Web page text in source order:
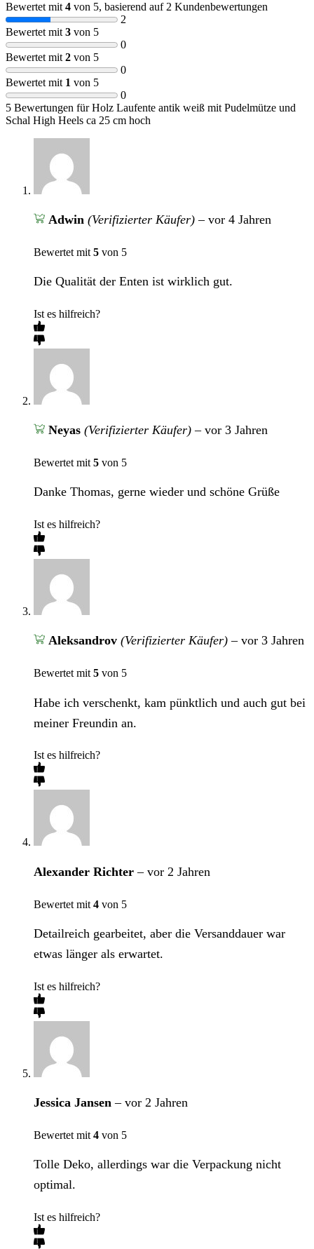
Bewertet mit 4 von 5, basierend auf 2 Kundenbewertungen
2
Bewertet mit 3 von 5
0
Bewertet mit 2 von 5
0
Bewertet mit 1 von 5
0
5 Bewertungen fürHolz Laufente antik weiß mit Pudelmütze und
Schal High Heels ca 25 cm hoch
Adwin (Verifizierter Käufer) – vor 4 Jahren
Bewertet mit 5 von 5
Die Qualität der Enten ist wirklich gut.
Ist es hilfreich?
Neyas (Verifizierter Käufer) – vor 3 Jahren
Bewertet mit 5 von 5
Danke Thomas, gerne wieder und schöne Grüße
Ist es hilfreich?
Aleksandrov (Verifizierter Käufer) – vor 3 Jahren
Bewertet mit 5 von 5
Habe ich verschenkt, kam pünktlich und auch gut bei
meiner Freundin an.
Ist es hilfreich?
Alexander Richter– vor 2 Jahren
Bewertet mit 4 von 5
Detailreich gearbeitet, aber die Versanddauer war
etwas länger als erwartet.
Ist es hilfreich?
Jessica Jansen– vor 2 Jahren
Bewertet mit 4 von 5
Tolle Deko, allerdings war die Verpackung nicht
optimal.
Ist es hilfreich?